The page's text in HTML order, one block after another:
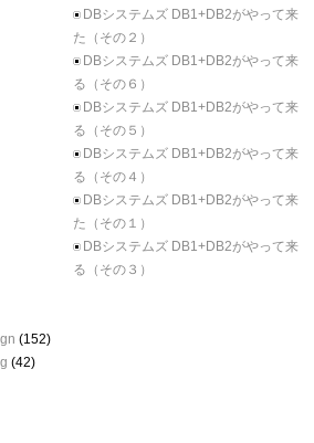
(152)
(42)
DBシステムズ DB1+DB2がやって来
た（その２）
DBシステムズ DB1+DB2がやって来
る（その６）
DBシステムズ DB1+DB2がやって来
る（その５）
DBシステムズ DB1+DB2がやって来
る（その４）
DBシステムズ DB1+DB2がやって来
た（その１）
DBシステムズ DB1+DB2がやって来
る（その３）